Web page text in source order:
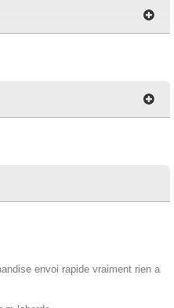
envoi rapide vraiment rien a